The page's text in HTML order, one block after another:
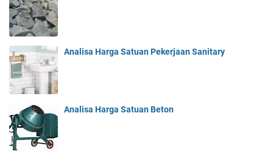
Analisa Harga Satuan Pekerjaan Sanitary
Analisa Harga Satuan Beton